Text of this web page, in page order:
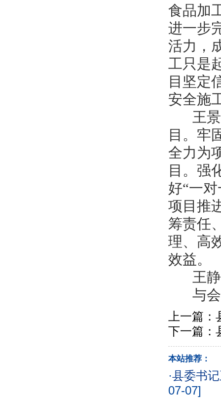
食品加
进一步
活力，
工只是
目坚定
安全施
王景
目。牢
全力为
目。强
好“一
项目推
筹责任
理、高
效益。
王静
与会
上一篇：
下一篇：
本站推荐：
·县委书
07-07]